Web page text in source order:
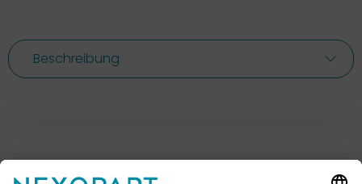
Beschreibung